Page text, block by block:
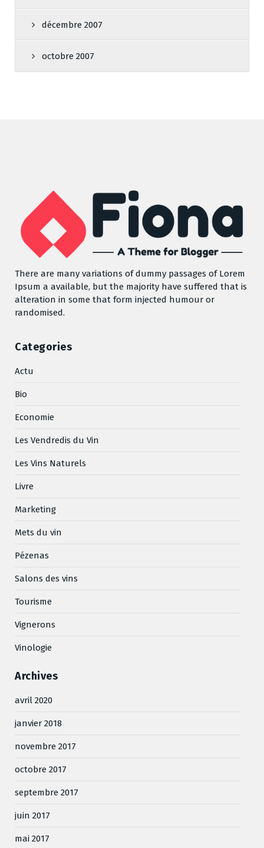
décembre 2007
octobre 2007
There are many variations of dummy passages of Lorem
Ipsum a available, but the majority have suffered that is
alteration in some that form injected humour or
randomised.
Categories
Actu
Bio
Economie
Les Vendredis du Vin
Les Vins Naturels
Livre
Marketing
Mets du vin
Pézenas
Salons des vins
Tourisme
Vignerons
Vinologie
Archives
avril 2020
janvier 2018
novembre 2017
octobre 2017
septembre 2017
juin 2017
mai 2017